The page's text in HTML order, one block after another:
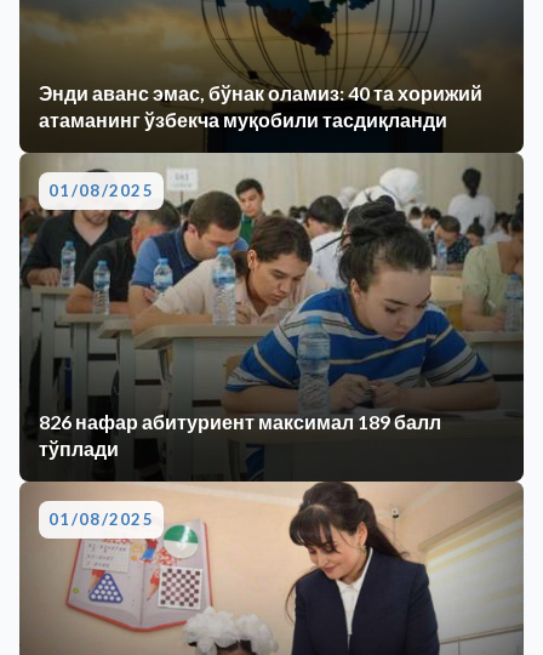
Энди аванс эмас, бўнак оламиз: 40 та хорижий
атаманинг ўзбекча муқобили тасдиқланди
01/08/2025
826 нафар абитуриент максимал 189 балл
тўплади
01/08/2025